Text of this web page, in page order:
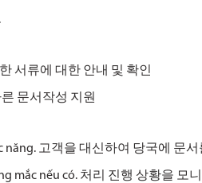
서류에 대한 안내 및 확인
문서작성 지원
năng. 고객을 대신하여 당국에 문
mắc nếu có. 처리 진행 상황을